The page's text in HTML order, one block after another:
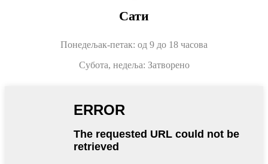
Сати
Понедељак-петак: од 9 до 18 часова
Субота, недеља: Затворено